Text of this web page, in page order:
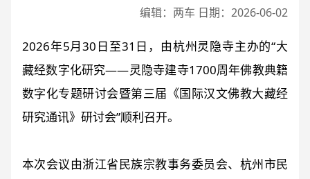
编辑：两车 日期：2026-06-02
2026年5月30日至31日，由杭州灵隐寺主办的“大
藏经数字化研究——灵隐寺建寺1700周年佛教典籍
数字化专题研讨会暨第三届《国际汉文佛教大藏经
研究通讯》研讨会”顺利召开。
本次会议由浙江省民族宗教事务委员会、杭州市民